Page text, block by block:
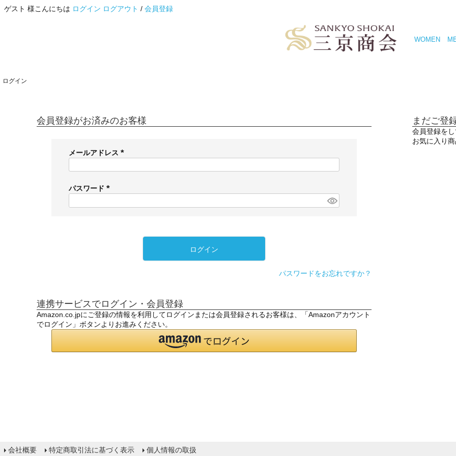
ゲスト 様こんにちは ログイン ログアウト / 会員登録
WOMEN
ログイン
会員登録がお済みのお客様
メールアドレス
必
)
パスワード
必
ログイン
パスワードをお忘れですか？
連携サービスでログイン・会員登録
Amazon.co.jpにご登録の情報を利用してログインまたは会員登録されるお客様は、「Amazonアカウント
でログイン」ボタンよりお進みください。
まだご登
会員登録を
お気に入り
会社概要 特定商取引法に基づく表示 個人情報の取扱